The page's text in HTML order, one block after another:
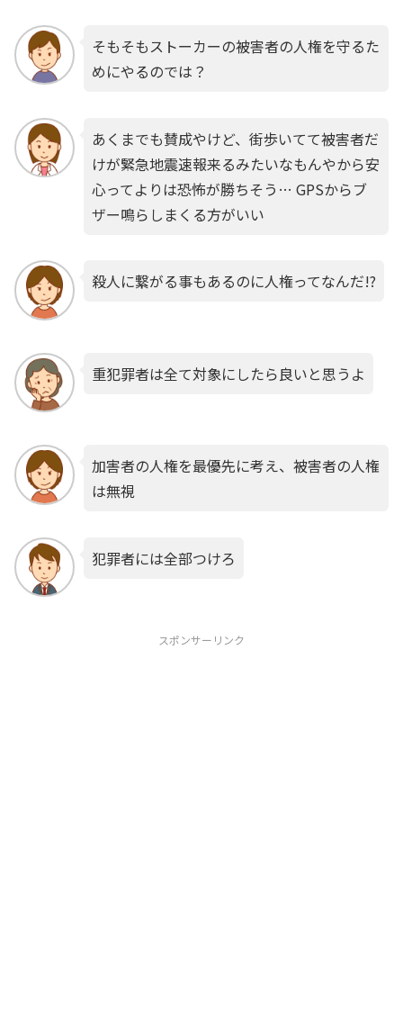
そもそもストーカーの被害者の人権を守るた
めにやるのでは？
あくまでも賛成やけど、街歩いてて被害者だ
けが緊急地震速報来るみたいなもんやから安
心ってよりは恐怖が勝ちそう… GPSからブ
ザー鳴らしまくる方がいい
殺人に繋がる事もあるのに人権ってなんだ!?
重犯罪者は全て対象にしたら良いと思うよ
加害者の人権を最優先に考え、被害者の人権
は無視
犯罪者には全部つけろ
スポンサーリンク